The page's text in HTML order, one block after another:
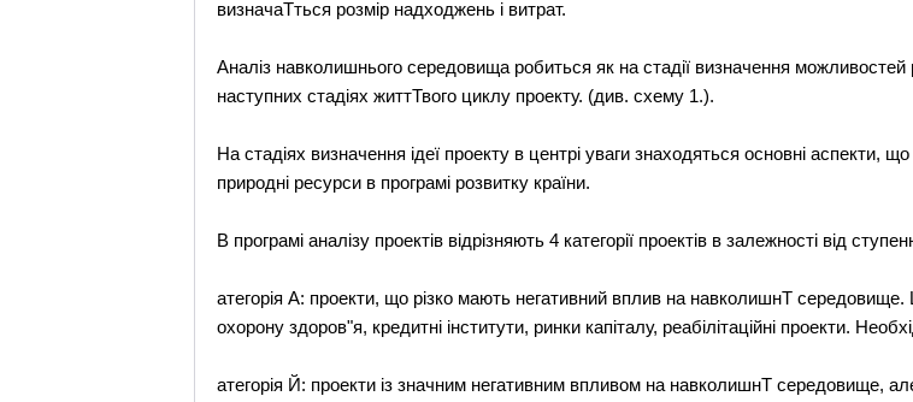
визначаТться розмір надходжень і витрат.
Аналіз навколишнього середовища робиться як на стадії визначення можливостей
наступних стадіях життТвого циклу проекту. (див. схему 1.).
На стадіях визначення ідеї проекту в центрі уваги знаходяться основні
природні ресурси в програмі розвитку країни.
В програмі аналізу проектів відрізняють 4 категорії проектів в залежності від
атегорія А: проекти, що різко мають негативний вплив на навколишнТ середовище.
охорону здоров"я, кредитні інститути, ринки капіталу, реабілітаційні проекти.
атегорія Й: проекти із значним негативним впливом на навколишнТ середовище,